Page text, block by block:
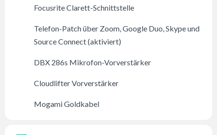
Focusrite Clarett-Schnittstelle
Telefon-Patch über Zoom, Google Duo, Skype und
Source Connect (aktiviert)
DBX 286s Mikrofon-Vorverstärker
Cloudlifter Vorverstärker
Mogami Goldkabel